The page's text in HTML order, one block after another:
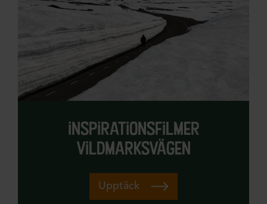
inspirationsfilmer
vildmarksvägen
Upptäck